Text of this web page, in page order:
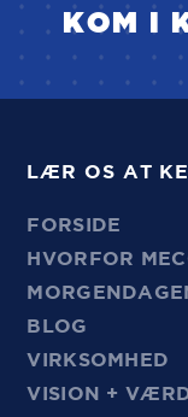
KOM I
LÆR OS AT
FORSIDE
HVORFOR
BLOG
VIRKSOMHED
VISION +